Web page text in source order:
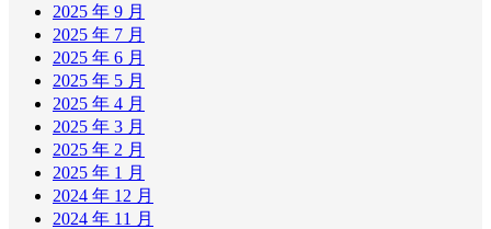
2025 年 9 月
2025 年 7 月
2025 年 6 月
2025 年 5 月
2025 年 4 月
2025 年 3 月
2025 年 2 月
2025 年 1 月
2024 年 12 月
2024 年 11 月